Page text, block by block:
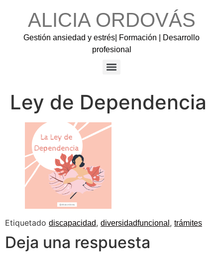
ALICIA ORDOVÁS
Gestión ansiedad y estrés| Formación | Desarrollo
profesional
Ley de Dependencia
Etiquetado discapacidad, diversidadfuncional , trámites
Deja una respuesta